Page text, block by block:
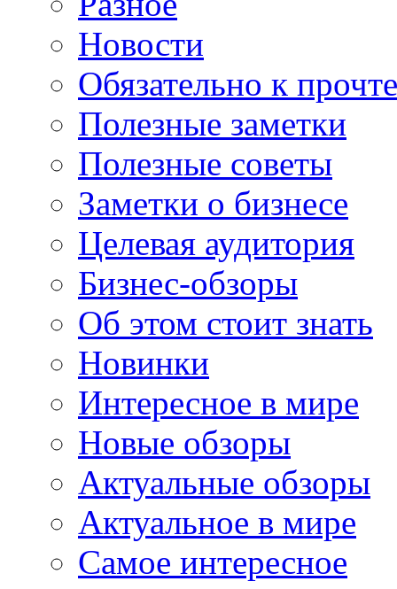
Новости
Обязательно к
Полезные заметки
Полезные советы
Заметки о бизнесе
Целевая аудитория
Бизнес-обзоры
Об этом стоит знать
Новинки
Интересное в мире
Новые обзоры
Актуальные обзоры
Актуальное в мире
Самое интересное